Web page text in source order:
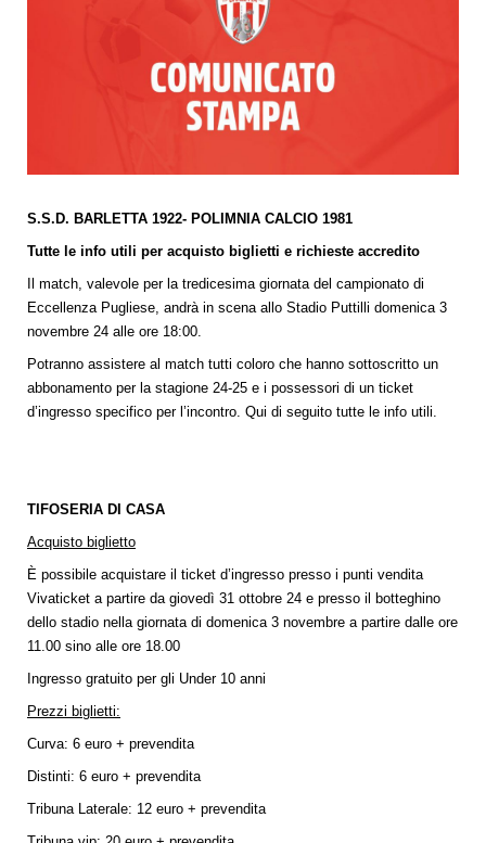
S.S.D. BARLETTA 1922- POLIMNIA CALCIO 1981
Tutte le info utili per acquisto biglietti e richieste accredito
Il match, valevole per la tredicesima giornata del campionato di
Eccellenza Pugliese, andrà in scena allo Stadio Puttilli domenica 3
novembre 24 alle ore 18:00.
Potranno assistere al match tutti coloro che hanno sottoscritto un
abbonamento per la stagione 24-25 e i possessori di un ticket
d’ingresso specifico per l’incontro. Qui di seguito tutte le info utili.
TIFOSERIA DI CASA
Acquisto biglietto
È possibile acquistare il ticket d’ingresso presso i punti vendita
Vivaticket a partire da giovedì 31 ottobre 24 e presso il botteghino
dello stadio nella giornata di domenica 3 novembre a partire dalle ore
11.00 sino alle ore 18.00
Ingresso gratuito per gli Under 10 anni
Prezzi biglietti:
Curva: 6 euro + prevendita
Distinti: 6 euro + prevendita
Tribuna Laterale: 12 euro + prevendita